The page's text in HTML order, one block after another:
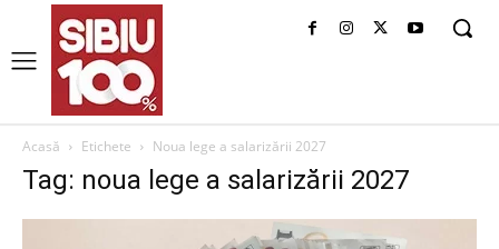
Acasă Etichete Noua lege a salarizării 2027
Tag: noua lege a salarizării 2027